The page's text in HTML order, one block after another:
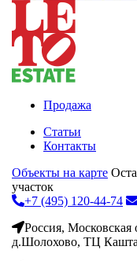
Продажа
Статьи
Контакты
Объекты на карте
участок
+7 (495) 120-44-74
Россия, Московская
д.Шолохово, ТЦ